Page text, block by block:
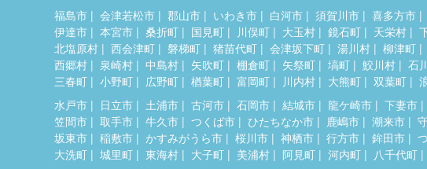
福島市 会津若松市 郡山市 いわき市 白河市 須賀川市
喜多方市
伊達市
本宮市 桑折町 国見町 川俣町 大玉村 鏡石町 天栄村
北塩原村
西会津町 磐梯町 猪苗代町 会津坂下町 湯川村
柳津町
西郷村
泉崎村 中島村 矢吹町 棚倉町 矢祭町 塙町 鮫川村
石
三春町
小野町 広野町 楢葉町 富岡町 川内村 大熊町 双葉町
水戸市 日立市 土浦市 古河市 石岡市 結城市 龍ケ崎市
下妻市
笠間市
取手市 牛久市 つくば市 ひたちなか市 鹿嶋市 潮来市
坂東市
稲敷市 かすみがうら市 桜川市 神栖市 行方市 鉾田市
大洗町
城里町 東海村 大子町 美浦村 阿見町 河内町 八千代町